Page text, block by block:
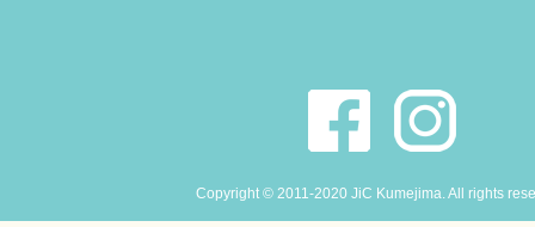
Copyright © 2011-2020 JiC Kumejima. All rights